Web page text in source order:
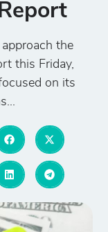
the
this Friday,
on its